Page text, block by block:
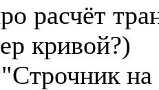
расчёт
кривой?)
на